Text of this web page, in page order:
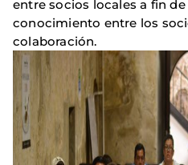
entre socios locales a fin
conocimiento entre los
colaboración.